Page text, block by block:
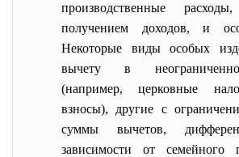
производственные
получением доходов, и
Некоторые виды особых
вычету в
(например, церковные
взносы), другие с
суммы вычетов,
зависимости от семейного